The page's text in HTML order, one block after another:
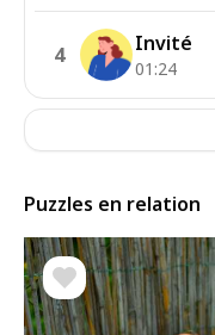
4 Invité
01:24
Puzzles en relation